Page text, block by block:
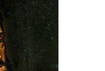
princes protestants
Pays-Bas, qu’il
voie à la
maria son fils
Malgré la
de Saxe,